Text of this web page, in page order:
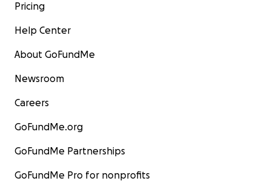
Pricing
Help Center
About GoFundMe
Newsroom
Careers
GoFundMe.org
GoFundMe Partnerships
GoFundMe Pro for nonprofits